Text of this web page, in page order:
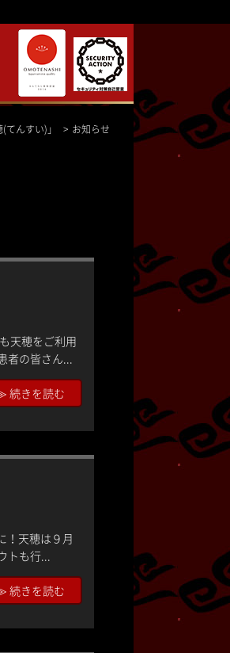
んすい)」 お知らせ
天穂をご利用
者の皆さん...
続きを読む
！天穂は９月
トも行...
続きを読む